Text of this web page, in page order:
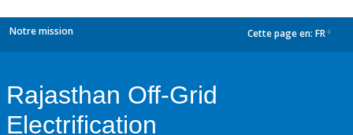
Notre mission Cette page en: FR
Rajasthan Off-Grid
Electrification